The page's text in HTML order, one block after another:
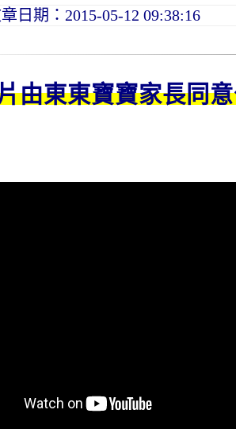
日期：2015-05-12 09:38:16
由東東寶寶家長同